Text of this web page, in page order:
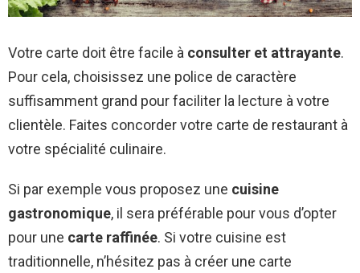
Votre carte doit être facile à consulter et attrayante.
Pour cela, choisissez une police de caractère
suffisamment grand pour faciliter la lecture à votre
clientèle. Faites concorder votre carte de restaurant à
votre spécialité culinaire.
Si par exemple vous proposez une cuisine
gastronomique, il sera préférable pour vous d’opter
pour une carte raffinée. Si votre cuisine est
traditionnelle, n’hésitez pas à créer une carte